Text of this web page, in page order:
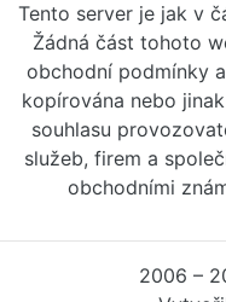
Tento server je jak v
Žádná část tohoto
obchodní podmínky
kopírována nebo
souhlasu
služeb, firem a
obchodními
2006 –